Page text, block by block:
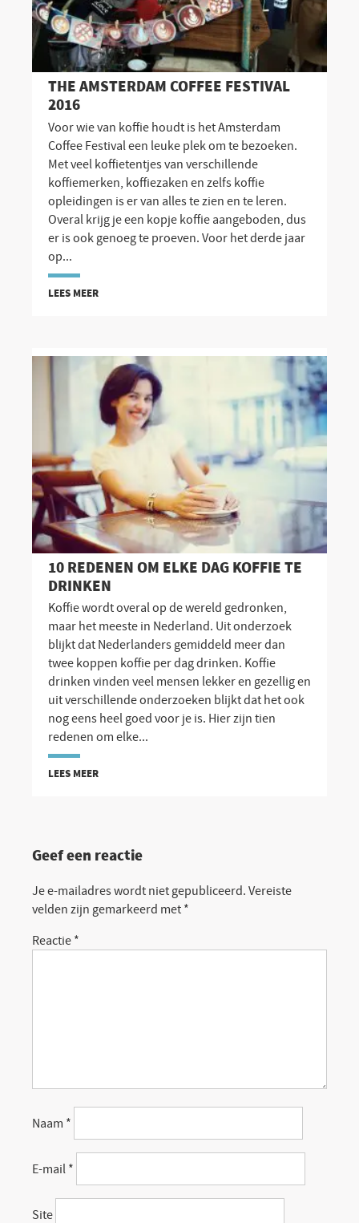
THE AMSTERDAM COFFEE FESTIVAL
2016
Voor wie van koffie houdt is het Amsterdam
Coffee Festival een leuke plek om te bezoeken.
Met veel koffietentjes van verschillende
koffiemerken, koffiezaken en zelfs koffie
opleidingen is er van alles te zien en te leren.
Overal krijg je een kopje koffie aangeboden, dus
er is ook genoeg te proeven. Voor het derde jaar
op...
LEES MEER
10 REDENEN OM ELKE DAG KOFFIE TE
DRINKEN
Koffie wordt overal op de wereld gedronken,
maar het meeste in Nederland. Uit onderzoek
blijkt dat Nederlanders gemiddeld meer dan
twee koppen koffie per dag drinken. Koffie
drinken vinden veel mensen lekker en gezellig en
uit verschillende onderzoeken blijkt dat het ook
nog eens heel goed voor je is. Hier zijn tien
redenen om elke...
LEES MEER
Geef een reactie
Je e-mailadres wordt niet gepubliceerd. Vereiste
velden zijn gemarkeerd met *
Reactie *
Naam *
E-mail *
Site